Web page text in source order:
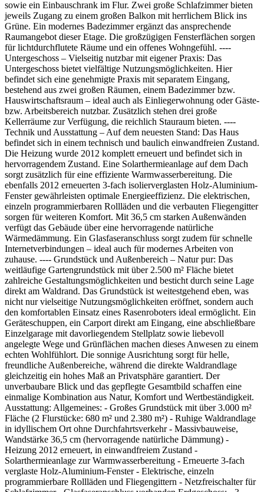
sowie ein Einbauschrank im Flur. Zwei große Schlafzimmer bieten
jeweils Zugang zu einem großen Balkon mit herrlichem Blick ins
Grüne. Ein modernes Badezimmer ergänzt das ansprechende
Raumangebot dieser Etage. Die großzügigen Fensterflächen sorgen
für lichtdurchflutete Räume und ein offenes Wohngefühl. ----
Untergeschoss – Vielseitig nutzbar mit eigener Praxis: Das
Untergeschoss bietet vielfältige Nutzungsmöglichkeiten. Hier
befindet sich eine genehmigte Praxis mit separatem Eingang,
bestehend aus zwei großen Räumen, einem Badezimmer bzw.
Hauswirtschaftsraum – ideal auch als Einliegerwohnung oder Gäste-
bzw. Arbeitsbereich nutzbar. Zusätzlich stehen drei große
Kellerräume zur Verfügung, die reichlich Stauraum bieten. ----
Technik und Ausstattung – Auf dem neuesten Stand: Das Haus
befindet sich in einem technisch und baulich einwandfreien Zustand.
Die Heizung wurde 2012 komplett erneuert und befindet sich in
hervorragendem Zustand. Eine Solarthermieanlage auf dem Dach
sorgt zusätzlich für eine effiziente Warmwasserbereitung. Die
ebenfalls 2012 erneuerten 3-fach isolierverglasten Holz-Aluminium-
Fenster gewährleisten optimale Energieeffizienz. Die elektrischen,
einzeln programmierbaren Rollläden und die verbauten Fliegengitter
sorgen für weiteren Komfort. Mit 36,5 cm starken Außenwänden
verfügt das Gebäude über eine hervorragende natürliche
Wärmedämmung. Ein Glasfaseranschluss sorgt zudem für schnelle
Internetverbindungen – ideal auch für modernes Arbeiten von
zuhause. ---- Grundstück und Außenbereich – Natur pur: Das
weitläufige Gartengrundstück mit über 2.500 m² Fläche bietet
zahlreiche Gestaltungsmöglichkeiten und besticht durch seine Lage
direkt am Waldrand. Das Grundstück ist weitestgehend eben, was
nicht nur vielseitige Nutzungsmöglichkeiten eröffnet, sondern auch
den komfortablen Einsatz eines Rasenroboters ideal ermöglicht. Ein
Geräteschuppen, ein Carport direkt am Eingang, eine abschließbare
Einzelgarage mit davorliegendem Stellplatz sowie liebevoll
angelegte Wege und Grünflächen machen dieses Anwesen zu einem
echten Wohlfühlort. Die sonnige Ausrichtung sorgt für helle,
freundliche Außenbereiche, während die direkte Waldrandlage
gleichzeitig ein hohes Maß an Privatsphäre garantiert. Der
unverbaubare Blick und das gepflegte Gesamtbild schaffen eine
einmalige Kombination aus Natur, Komfort und Wertbeständigkeit.
Ausstattung: Allgemeines: - Großes Grundstück mit über 3.000 m²
Fläche (2 Flurstücke: 680 m² und 2.380 m²) - Ruhige Waldrandlage
in idyllischem Ort ohne Durchfahrtsverkehr - Massivbauweise,
Wandstärke 36,5 cm (hervorragende natürliche Dämmung) -
Heizung 2012 erneuert, in einwandfreiem Zustand -
Solarthermieanlage zur Warmwasserbereitung - Erneuerte 3-fach
verglaste Holz-Aluminium-Fenster - Elektrische, einzeln
programmierbare Rollläden und Fliegengittern - Netzfreischalter für